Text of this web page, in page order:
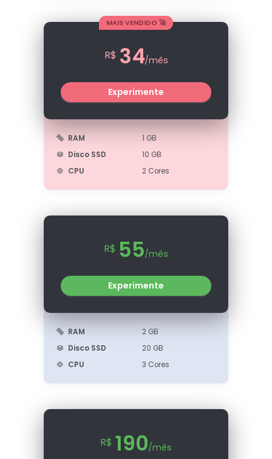
MAIS VENDIDO 🚀
R$ 34/mês
Experimente
RAM
1 GB
Disco SSD
10 GB
CPU
2 Cores
R$ 55/mês
Experimente
RAM
2 GB
Disco SSD
20 GB
CPU
3 Cores
R$ 190/mês